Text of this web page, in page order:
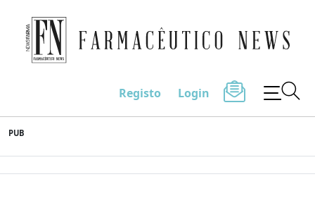
to
content
Farmacêutico News
Registo Login
PUB